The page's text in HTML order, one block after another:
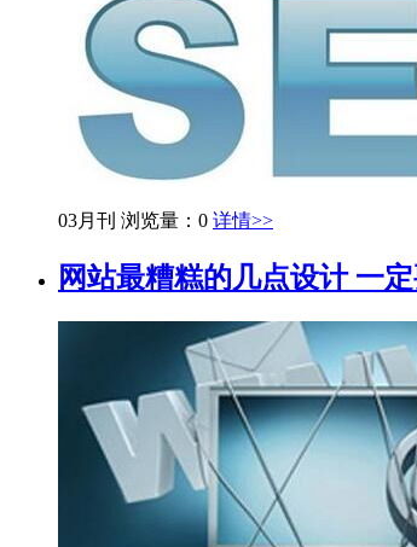
03月刊 浏览量：0 详情>>
网站最糟糕的几点设计 一